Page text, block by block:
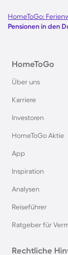
Pensionen in
Pensionen in
Pensionen in
Pensionen in
Pensionen im
HomeToGo:
Pensionen in den
HomeToGo
Über uns
Karriere
Investoren
HomeToGo Aktie
App
Inspiration
Analysen
Reiseführer
Ratgeber für
Rechtliche